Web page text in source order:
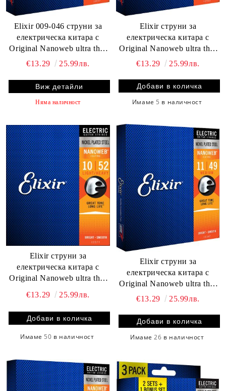
Elixir 009-046 струни за
електрическа китара с
Original Nanoweb ultra thin
coating
€13.29 25.99лв.
Виж детайли
Няма наличност
Elixir струни за
електрическа китара с
Original Nanoweb ultra thin
coating 010-046
€13.29 25.99лв.
Имаме 5 в наличност
Elixir струни за
електрическа китара с
Original Nanoweb ultra thin
coating 010-052
€13.29 25.99лв.
Имаме 50 в наличност
Elixir струни за
електрическа китара с
Original Nanoweb ultra thin
coating 011-049
€13.29 25.99лв.
Имаме26 в наличност